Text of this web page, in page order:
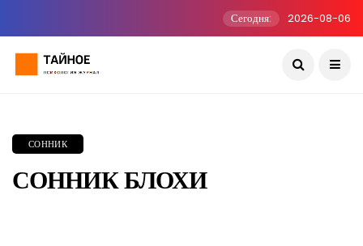
Сегодня: 2026-08-06
СОННИК
СОННИК БЛОХИ